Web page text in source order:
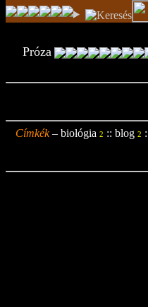
Próza
Címkék– biológia 2 :: blog 2